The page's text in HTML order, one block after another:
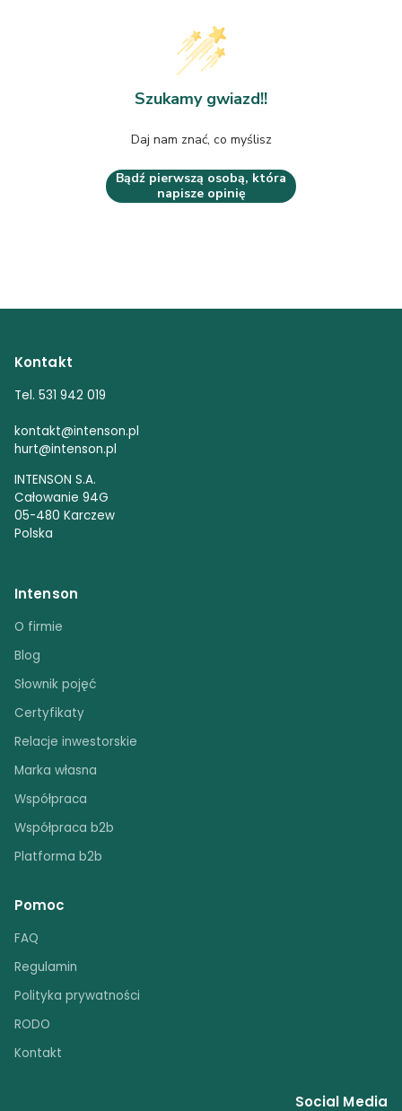
Szukamy gwiazd!!
Daj nam znać, co myślisz
Bądź pierwszą osobą, która
napisze opinię
Kontakt
Tel. 531 942 019
kontakt@intenson.pl
hurt@intenson.pl
INTENSON S.A.
Całowanie 94G
05-480 Karczew
Polska
Intenson
O firmie
Blog
Słownik pojęć
Certyfikaty
Relacje inwestorskie
Marka własna
Współpraca
Współpraca b2b
Platforma b2b
Pomoc
FAQ
Regulamin
Polityka prywatności
RODO
Kontakt
Social Media